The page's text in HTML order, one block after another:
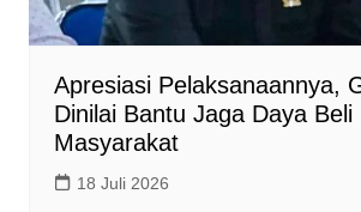
Apresiasi Pelaksanaannya,
Dinilai Bantu Jaga Daya Beli
Masyarakat
18 Juli 2026